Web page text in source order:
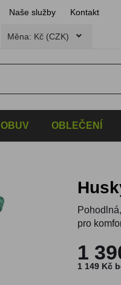
Naše služby Kontakt
Měna: Kč (CZK)
OBUV OBLEČENÍ
pro
1
1 149 Kč